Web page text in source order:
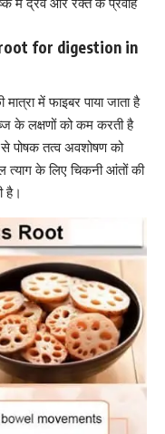
root for digestion in
में फाइबर पाया जाता है
के लक्षणों को कम करती है
पोषक तत्व अवशोषण को
के लिए चिकनी आंतों की
है।